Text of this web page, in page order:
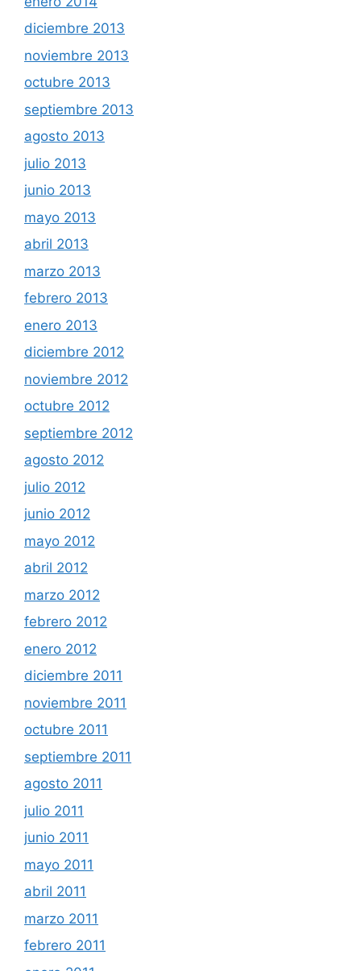
diciembre 2013
noviembre 2013
octubre 2013
septiembre 2013
agosto 2013
julio 2013
junio 2013
mayo 2013
abril 2013
marzo 2013
febrero 2013
enero 2013
diciembre 2012
noviembre 2012
octubre 2012
septiembre 2012
agosto 2012
julio 2012
junio 2012
mayo 2012
abril 2012
marzo 2012
febrero 2012
enero 2012
diciembre 2011
noviembre 2011
octubre 2011
septiembre 2011
agosto 2011
julio 2011
junio 2011
mayo 2011
abril 2011
marzo 2011
febrero 2011